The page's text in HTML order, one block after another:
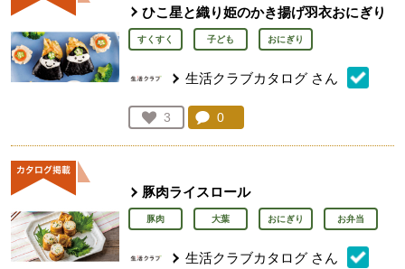
ひこ星と織り姫のかき揚げ羽衣おにぎり
すくすく 子ども おにぎり
生活クラブカタログ さん
お気に入り登録：
3
人が登録
コメント：
0
豚肉ライスロール
豚肉 大葉 おにぎり お弁当
生活クラブカタログ さん